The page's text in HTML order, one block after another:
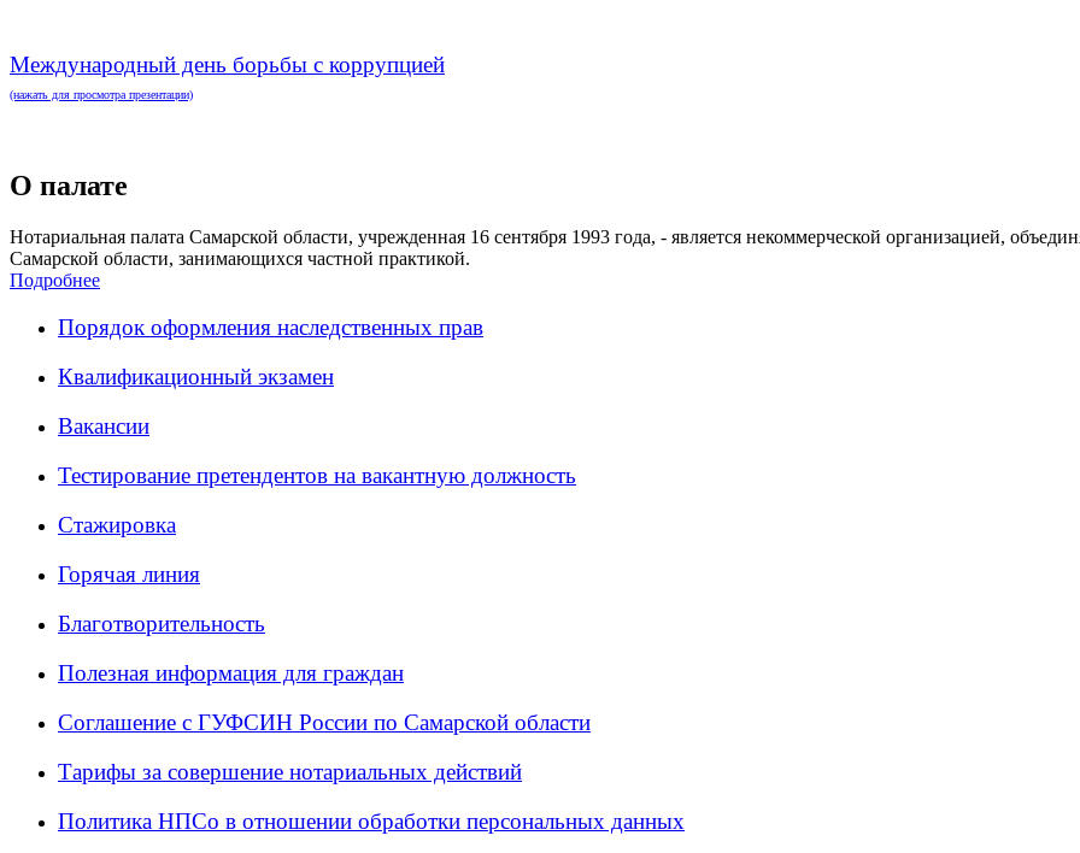
Международный день борьбы с коррупцией
(нажать для просмотра презентации)
О палате
Нотариальная палата Самарской области, учрежденная 16 сентября 1993 года, - является некоммерческой организацией,
Самарской области, занимающихся частной практикой.
Подробнее
Порядок оформления наследственных прав
Квалификационный экзамен
Вакансии
Тестирование претендентов на вакантную должность
Стажировка
Горячая линия
Благотворительность
Полезная информация для граждан
Соглашение с ГУФСИН России по Самарской области
Тарифы за совершение нотариальных действий
Политика НПСо в отношении обработки персональных данных